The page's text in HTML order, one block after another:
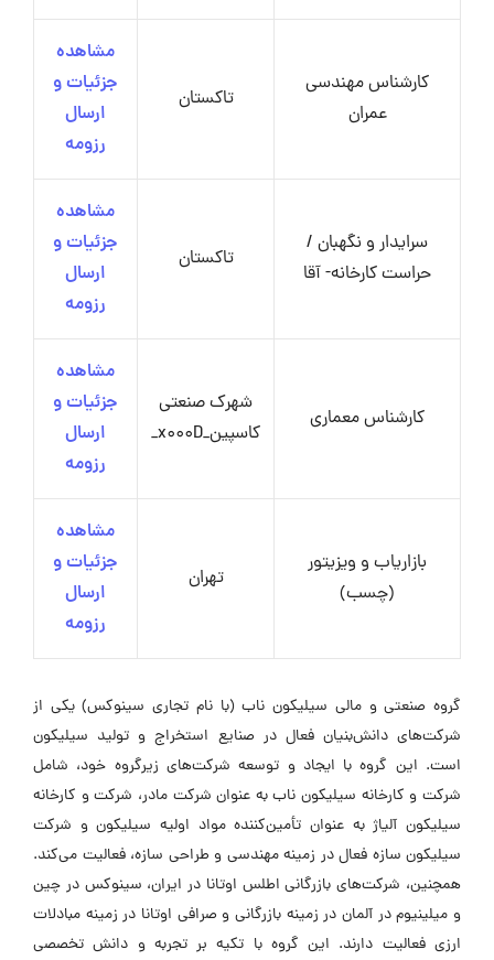
کارشناس مهندسی
عمران
تاکستان
مشاهده
جزئیات و
ارسال
رزومه
سرایدار و نگهبان /
حراست کارخانه- آقا
تاکستان
مشاهده
جزئیات و
ارسال
رزومه
کارشناس معماری
شهرک صنعتی
کاسپین_x000D_
مشاهده
جزئیات و
ارسال
رزومه
بازاریاب و ویزیتور
(چسب)
تهران
مشاهده
جزئیات و
ارسال
رزومه
گروه صنعتی و مالی سیلیکون ناب (با نام تجاری سینوکس) یکی از
شرکت‌های دانش‌بنیان فعال در صنایع استخراج و تولید سیلیکون
است. این گروه با ایجاد و توسعه شرکت‌های زیرگروه خود، شامل
شرکت و کارخانه سیلیکون ناب به عنوان شرکت مادر، شرکت و کارخانه
سیلیکون آلیاژ به عنوان تأمین‌کننده مواد اولیه سیلیکون و شرکت
سیلیکون سازه فعال در زمینه مهندسی و طراحی سازه، فعالیت می‌کند.
همچنین، شرکت‌های بازرگانی اطلس اوتانا در ایران، سینوکس در چین
و میلینیوم در آلمان در زمینه بازرگانی و صرافی اوتانا در زمینه مبادلات
ارزی فعالیت دارند. این گروه با تکیه بر تجربه و دانش تخصصی